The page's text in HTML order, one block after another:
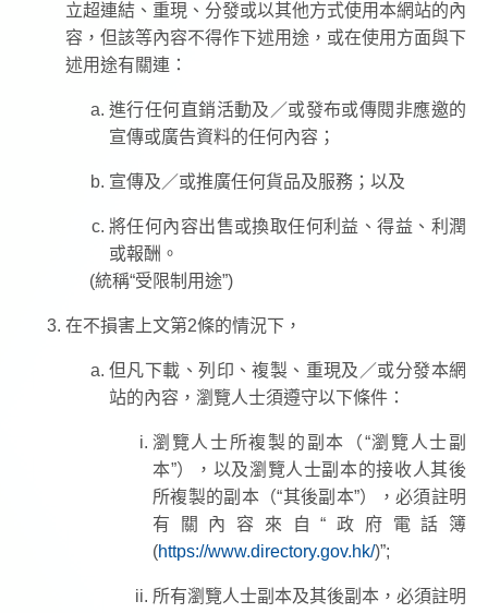
立超連結、重現、分發或以其他方式使用本網站的內
容，但該等內容不得作下述用途，或在使用方面與下
述用途有關連：
進行任何直銷活動及／或發布或傳閱非應邀的
宣傳或廣告資料的任何內容；
宣傳及／或推廣任何貨品及服務；以及
將任何內容出售或換取任何利益、得益、利潤
或報酬。
(統稱“受限制用途”)
在不損害上文第2條的情況下，
但凡下載、列印、複製、重現及／或分發本網
站的內容，瀏覽人士須遵守以下條件：
瀏覽人士所複製的副本（“瀏覽人士副
本”），以及瀏覽人士副本的接收人其後
所複製的副本（“其後副本”），必須註明
有關內容來自“政府電話簿
(https://www.directory.gov.hk/)”;
所有瀏覽人士副本及其後副本，必須註明